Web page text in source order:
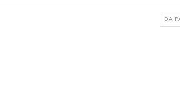
DA